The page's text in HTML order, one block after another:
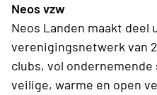
Neos vzw
Neos Landen maakt deel
verenigingsnetwerk van
clubs, vol
veilige, warme en open